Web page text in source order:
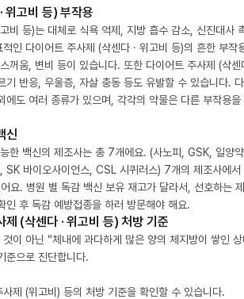
위고비 등) 부작용
비 등)는 대체로 식욕 억제, 지방 흡수 감소, 신진대사
인 다이어트 주사제 (삭센다 · 위고비 등)의 흔한 부작
꺼움, 변비 등이 있습니다. 또한 다이어트 주사제 (삭센
기 반응, 우울증, 자살 충동 등도 유발할 수 있습니다.
에도 여러 종류가 있으며, 각각의 약물은 다른 부작용을
신
한 백신의 제조사는 총 7개에요. (사노피, GSK, 일양
SK 바이오사이언스, CSL 시퀴러스) 7개의 제조사에서
요. 병원 별 독감 백신 보유 재고가 달라서, 선호하는
인 후 독감 예방접종을 하러 방문해야 해요.
제 (삭센다 · 위고비 등) 처방 기준
이 아닌 “체내에 과다하게 많은 양의 체지방이 쌓인
준으로 진단합니다.
제 (위고비) 등의 처방 기준을 확인할 수 있습니다.